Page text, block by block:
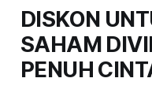
DISKON
SAHAM
PENUH